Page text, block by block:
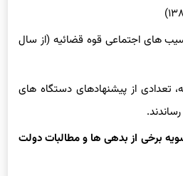
های اجتماعی قوه قضائیه (از سال
تعدادی از پیشنهادهای دستگاه های
برخی از بدهی ها و مطالبات دولت